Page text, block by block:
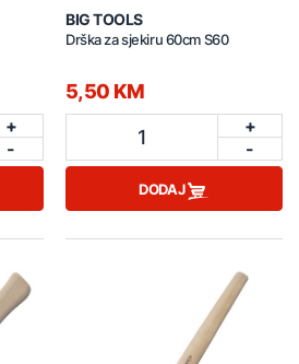
+
-
BIG TOOLS
Drška za sjekiru 60cm S60
5,50 KM
1
+
-
DODAJ